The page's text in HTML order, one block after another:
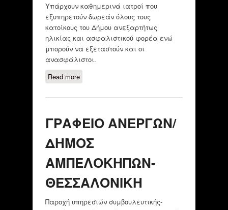
Υπάρχουν καθημερινά ιατροί που
εξυπηρετούν δωρεάν όλους τους
κατοίκους του Δήμου ανεξαρτήτως
ηλικίας και ασφαλιστικού φορέα ενώ
μπορούν να εξεταστούν και οι
ανασφάλιστοι.
Read moreabout ΔΗΜΟΤΙΚΟ ΙΑΤΡΕΙΟ ΔΗΜΟΥ
ΓΡΑΦΕΙΟ ΑΝΕΡΓΩΝ/
ΔΗΜΟΣ
ΑΜΠΕΛΟΚΗΠΩΝ-
ΘΕΣΣΑΛΟΝΙΚΗ
Παροχή υπηρεσιών συμβουλευτικής-